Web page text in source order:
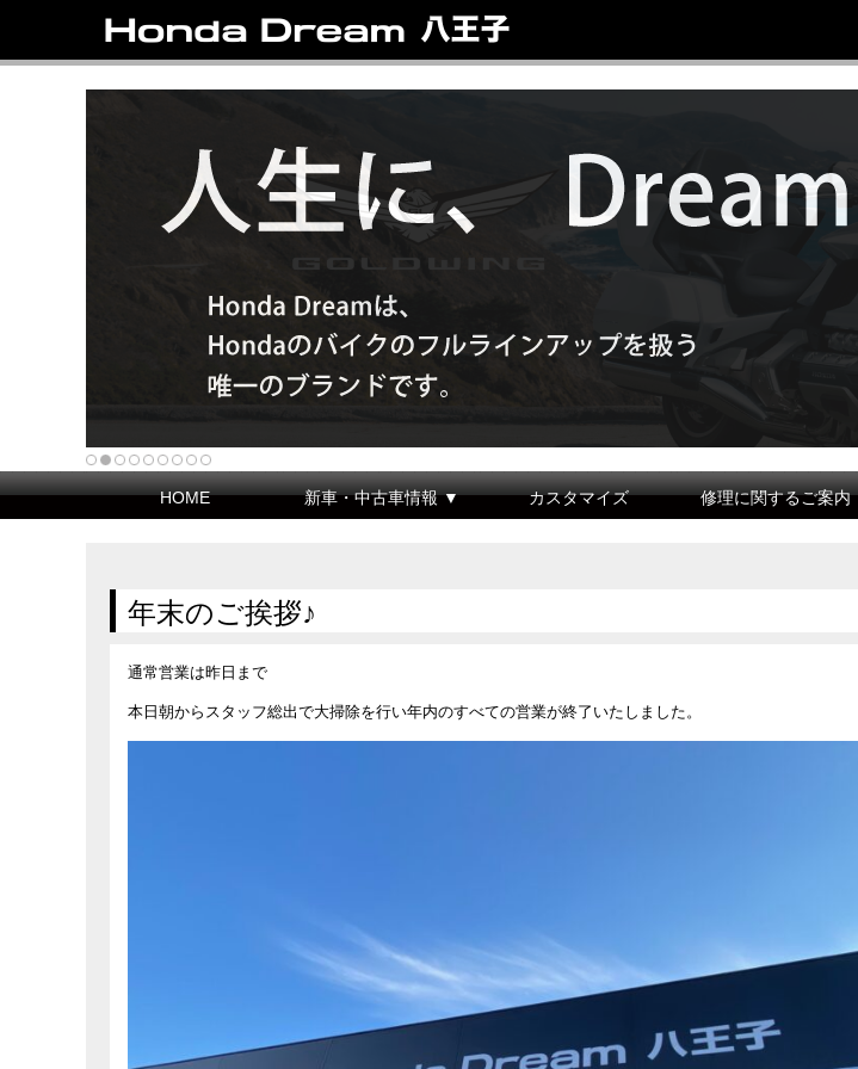
HOME 新車・中古車情報 ▼ カスタマイズ 修理に関するご案内
年末のご挨拶♪
通常営業は昨日まで
本日朝からスタッフ総出で大掃除を行い年内のすべての営業が終了いたしました。